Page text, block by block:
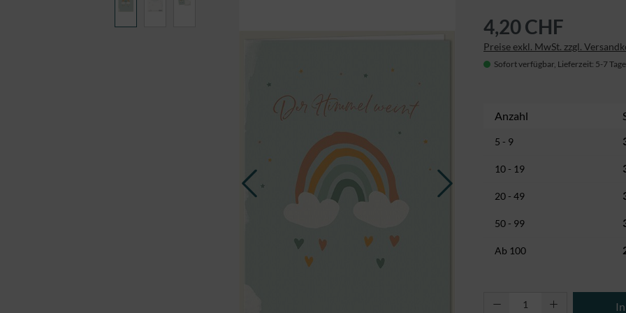
4,20 CHF
Preise exkl. MwSt. zzgl.
Sofort verfügbar, Lieferzeit: 5-7 Tage
Anzahl
5 - 9
10 - 19
20 - 49
50 - 99
Ab 100
Produkt Anzahl: